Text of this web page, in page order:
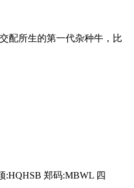
配所生的第一代杂种牛，比
:HQHSB 郑码:MBWL 四